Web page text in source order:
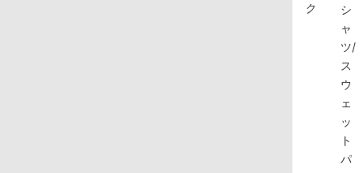
ク
シ
ャ
ツ/
ス
ウ
ェ
ッ
ト
パ